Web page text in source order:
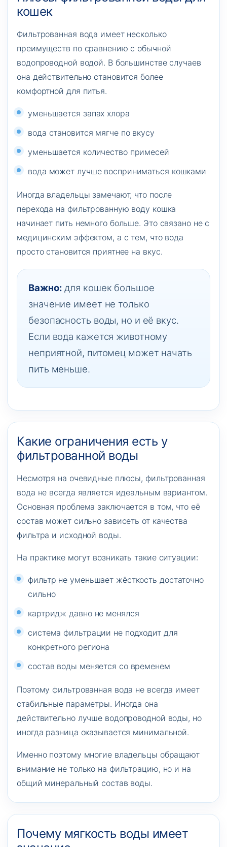
кошек
Фильтрованная вода имеет несколько
преимуществ по сравнению с обычной
водопроводной водой. В большинстве случаев
она действительно становится более
комфортной для питья.
уменьшается запах хлора
вода становится мягче по вкусу
уменьшается количество примесей
вода может лучше восприниматься кошками
Иногда владельцы замечают, что после
перехода на фильтрованную воду кошка
начинает пить немного больше. Это связано не с
медицинским эффектом, а с тем, что вода
просто становится приятнее на вкус.
Важно: для кошек большое
значение имеет не только
безопасность воды, но и её вкус.
Если вода кажется животному
неприятной, питомец может начать
пить меньше.
Какие ограничения есть у
фильтрованной воды
Несмотря на очевидные плюсы, фильтрованная
вода не всегда является идеальным вариантом.
Основная проблема заключается в том, что её
состав может сильно зависеть от качества
фильтра и исходной воды.
На практике могут возникать такие ситуации:
фильтр не уменьшает жёсткость достаточно
сильно
картридж давно не менялся
система фильтрации не подходит для
конкретного региона
состав воды меняется со временем
Поэтому фильтрованная вода не всегда имеет
стабильные параметры. Иногда она
действительно лучше водопроводной воды, но
иногда разница оказывается минимальной.
Именно поэтому многие владельцы обращают
внимание не только на фильтрацию, но и на
общий минеральный состав воды.
Почему мягкость воды имеет